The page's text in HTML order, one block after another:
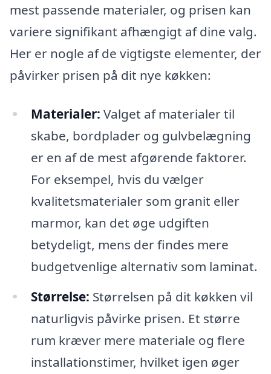
mest passende materialer, og prisen kan
variere signifikant afhængigt af dine valg.
Her er nogle af de vigtigste elementer, der
påvirker prisen på dit nye køkken:
Materialer: Valget af materialer til
skabe, bordplader og gulvbelægning
er en af de mest afgørende faktorer.
For eksempel, hvis du vælger
kvalitetsmaterialer som granit eller
marmor, kan det øge udgiften
betydeligt, mens der findes mere
budgetvenlige alternativ som laminat.
Størrelse: Størrelsen på dit køkken vil
naturligvis påvirke prisen. Et større
rum kræver mere materiale og flere
installationstimer, hvilket igen øger